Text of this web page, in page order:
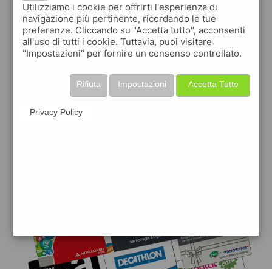
quiinzona è una app
gratuita
che ti aiuta se cerchi 'un'app per
ogni volta che la usi
raccogli punti da convertire inbuoni sconto
Utilizziamo i cookie per offrirti l'esperienza di
navigazione più pertinente, ricordando le tue
preferenze. Cliccando su "Accetta tutto", acconsenti
all'uso di tutti i cookie. Tuttavia, puoi visitare
"Impostazioni" per fornire un consenso controllato.
Accetta Tutto
Impostazioni
Rifiuta
Privacy Policy